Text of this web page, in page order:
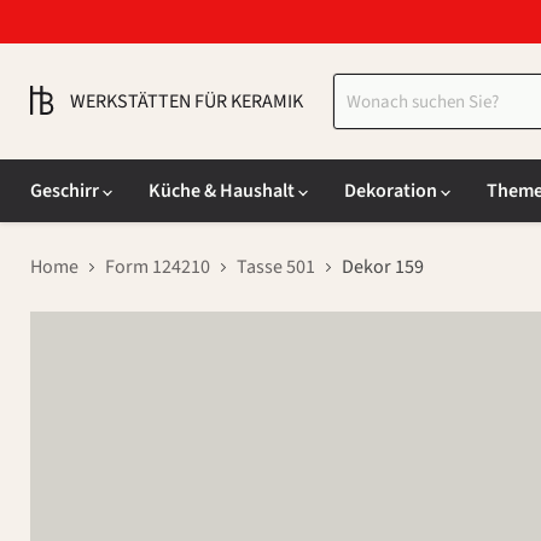
WERKSTÄTTEN FÜR KERAMIK
Geschirr
Küche & Haushalt Dekoration
Home Form 124210 Tasse 501 Dekor 159